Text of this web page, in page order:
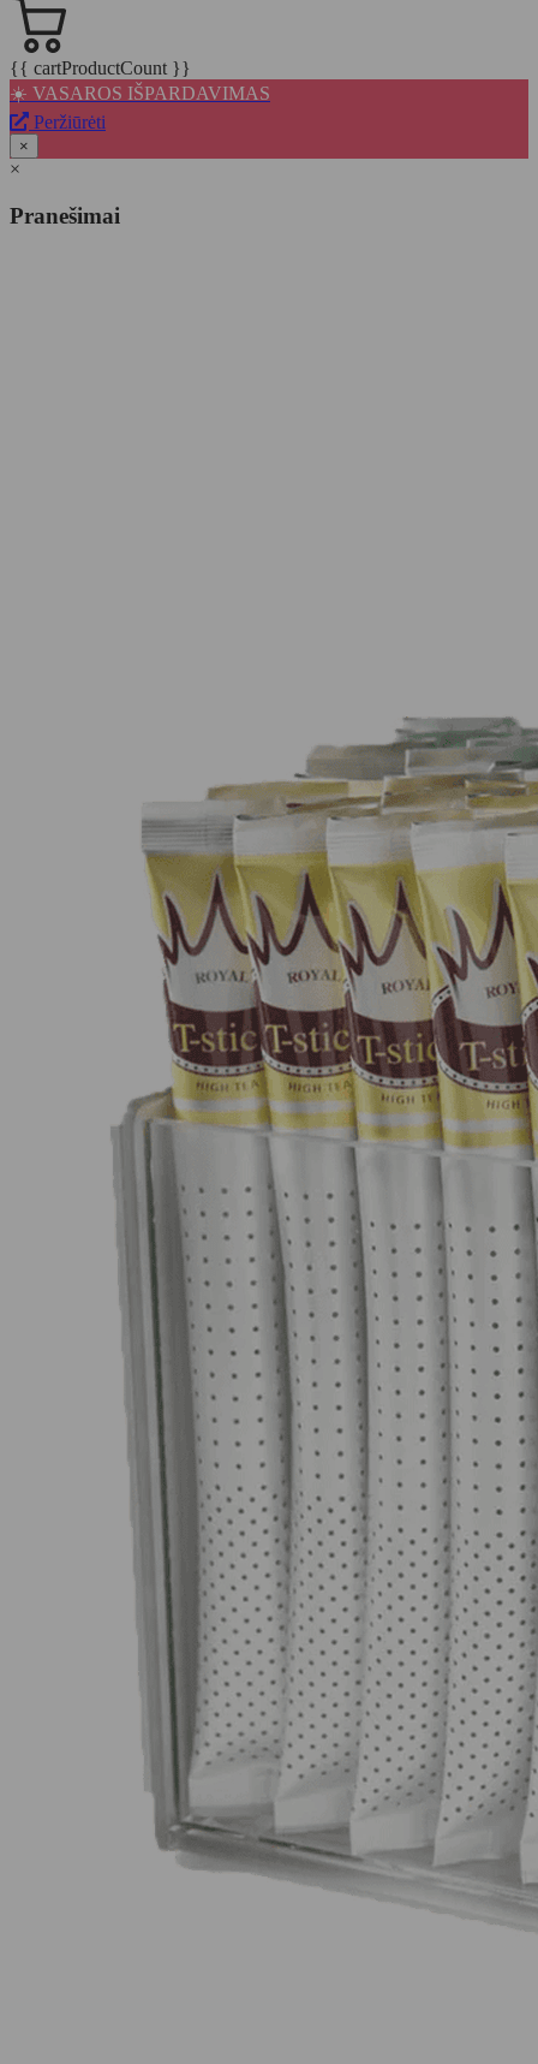
{{ cartProductCount }}
☀️ VASAROS IŠPARDAVIMAS
Peržiūrėti
×
×
Pranešimai